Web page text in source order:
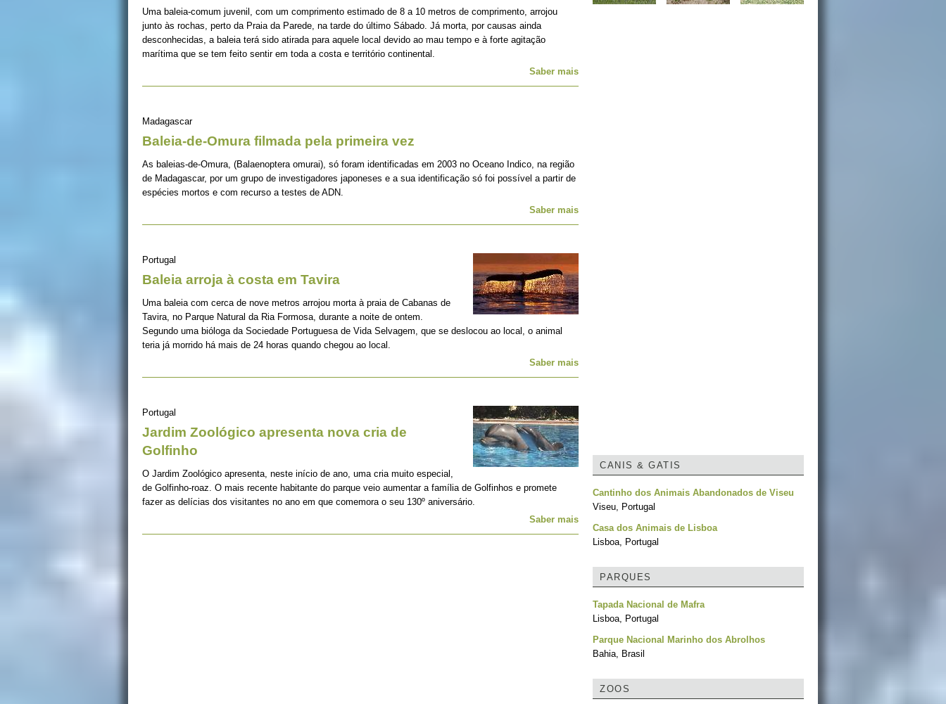
Uma baleia-comum juvenil, com um comprimento estimado de 8 a 10 metros de comprimento, arrojou
junto às rochas, perto da Praia da Parede, na tarde do último Sábado. Já morta, por causas ainda
desconhecidas, a baleia terá sido atirada para aquele local devido ao mau tempo e à forte agitação
marítima que se tem feito sentir em toda a costa e território continental.
Saber mais
Madagascar
Baleia-de-Omura filmada pela primeira vez
As baleias-de-Omura, (Balaenoptera omurai), só foram identificadas em 2003 no Oceano Indico, na região
de Madagascar, por um grupo de investigadores japoneses e a sua identificação só foi possível a partir de
espécies mortos e com recurso a testes de ADN.
Saber mais
Portugal
Baleia arroja à costa em Tavira
Uma baleia com cerca de nove metros arrojou morta à praia de Cabanas de
Tavira, no Parque Natural da Ria Formosa, durante a noite de ontem.
Segundo uma bióloga da Sociedade Portuguesa de Vida Selvagem, que se deslocou ao local, o animal
teria já morrido há mais de 24 horas quando chegou ao local.
Saber mais
Portugal
Jardim Zoológico apresenta nova cria de
Golfinho
O Jardim Zoológico apresenta, neste início de ano, uma cria muito especial,
de Golfinho-roaz. O mais recente habitante do parque veio aumentar a família de Golfinhos e promete
fazer as delícias dos visitantes no ano em que comemora o seu 130º aniversário.
Saber mais
CANIS & GATIS
Cantinho dos Animais Abandonados de Viseu
Viseu, Portugal
Casa dos Animais de Lisboa
Lisboa, Portugal
PARQUES
Tapada Nacional de Mafra
Lisboa, Portugal
Parque Nacional Marinho dos Abrolhos
Bahia, Brasil
ZOOS